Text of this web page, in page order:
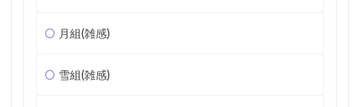
月組(雑感)
雪組(雑感)